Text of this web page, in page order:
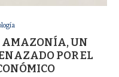
AMAZONÍA, UN
POR EL